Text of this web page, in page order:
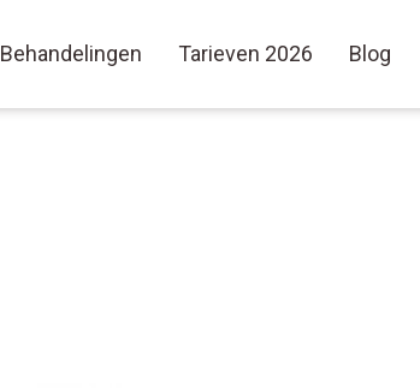
Behandelingen Tarieven 2026 Blog